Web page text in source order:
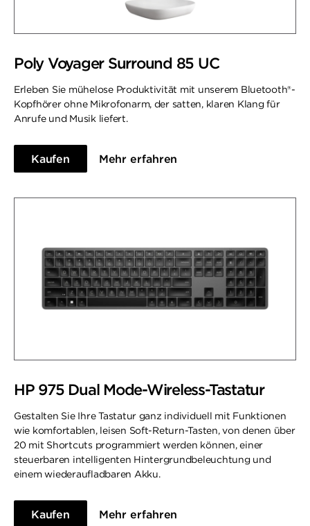
Poly Voyager Surround 85 UC
Erleben Sie mühelose Produktivität mit unserem Bluetooth®-
Kopfhörer ohne Mikrofonarm, der satten, klaren Klang für
Anrufe und Musik liefert.
Kaufen Mehr erfahren
HP 975 Dual Mode-Wireless-Tastatur
Gestalten Sie Ihre Tastatur ganz individuell mit Funktionen
wie komfortablen, leisen Soft-Return-Tasten, von denen über
20 mit Shortcuts programmiert werden können, einer
steuerbaren intelligenten Hintergrundbeleuchtung und
einem wiederaufladbaren Akku.
Kaufen Mehr erfahren